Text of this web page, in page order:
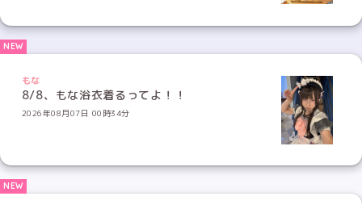
もな
8/8、もな浴衣着るってよ！！
2026年08月07日 00時34分